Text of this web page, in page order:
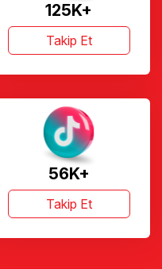
125K+
Takip Et
56K+
Takip Et